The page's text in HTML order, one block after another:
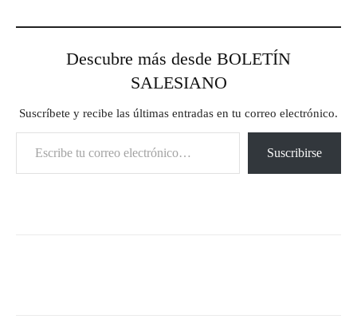
Descubre más desde BOLETÍN
SALESIANO
Suscríbete y recibe las últimas entradas en tu correo electrónico.
Escribe tu correo electrónico…
Suscribirse